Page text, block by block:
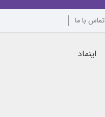
تماس با ما
اینماد